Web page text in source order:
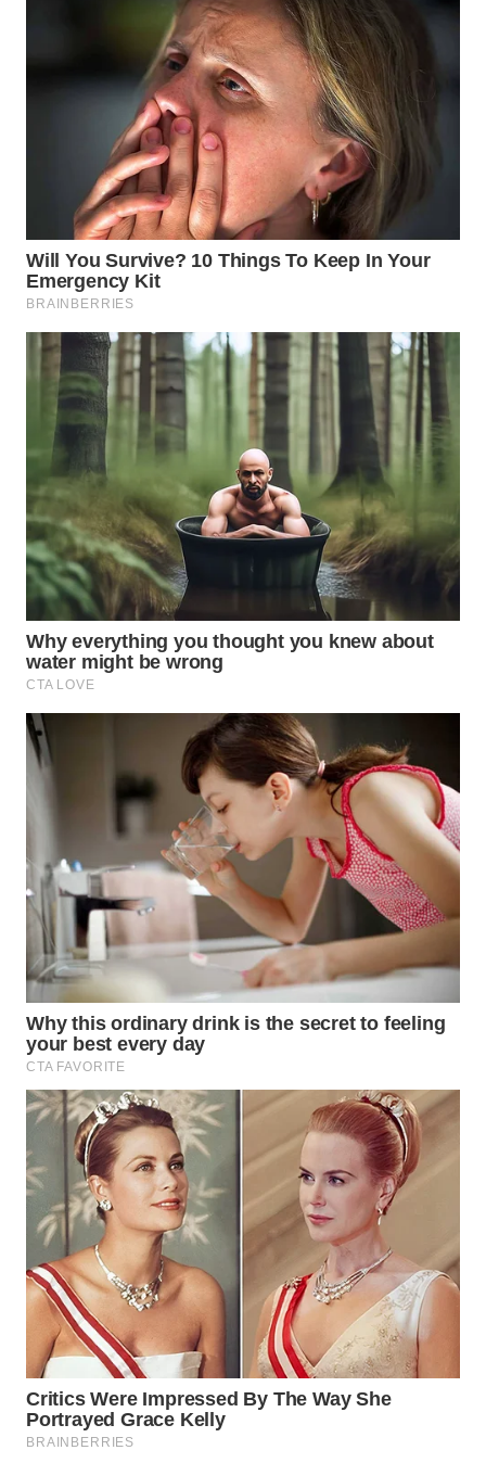
WN
DEPOK
TAPANULI
UTARA
WN
SAMOSIR
WN
PADANG
LAWAS
WN
SUMEDANG
WN
KEPULAUAN
WN
TANGERANG
WN
BINJAI
WN
CIREBON
WN
INDRAMAYU
WN
KUNINGAN
WN
MAJALENGKA
WN
SUBANG
WN
SUKABUMI